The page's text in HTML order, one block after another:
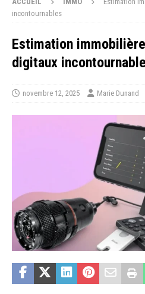
incontournables
Estimation
digitaux
novembre 12, 2025 Marie Dunand